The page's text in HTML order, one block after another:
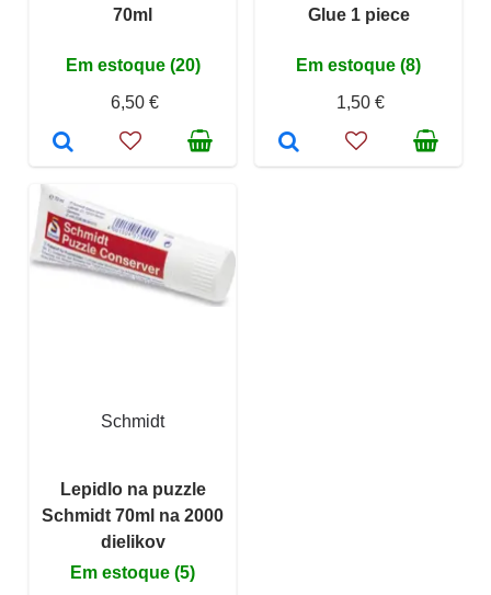
70ml
Em estoque (20)
6,50 €
Glue 1 piece
Em estoque (8)
1,50 €
Schmidt
Lepidlo na puzzle
Schmidt 70ml na 2000
dielikov
Em estoque (5)